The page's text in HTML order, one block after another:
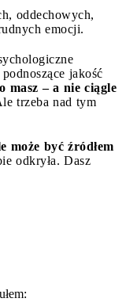
oddechowych,
emocji.
jakość
masz – a nie ciągle
trzeba nad tym
może być źródłem
odkryła. Dasz